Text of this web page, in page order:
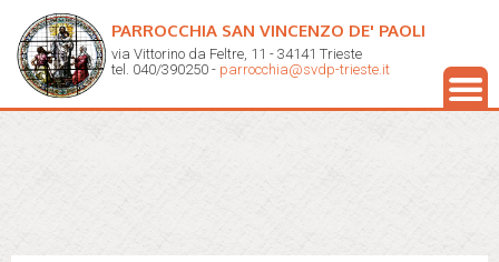
PARROCCHIA SAN VINCENZO DE' PAOLI
via Vittorino da Feltre, 11 - 34141 Trieste
tel. 040/390250 - parrocchia@svdp-trieste.it